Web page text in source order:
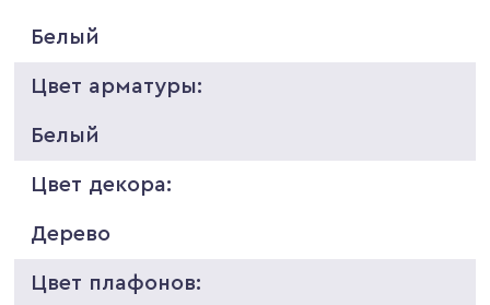
Белый
Цвет арматуры:
Белый
Цвет декора:
Дерево
Цвет плафонов: